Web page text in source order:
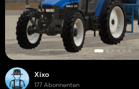
Xixo
177 Abonnenten